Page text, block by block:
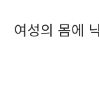
여성의 몸에